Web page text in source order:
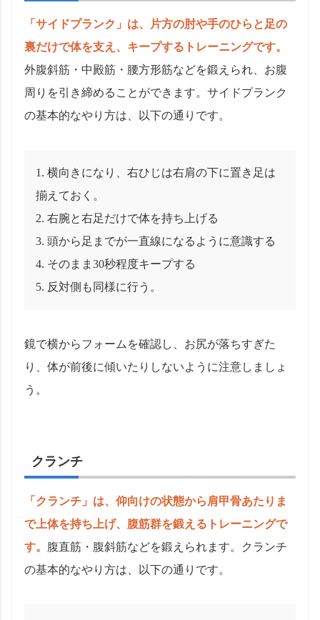
「サイドプランク」は、片方の肘や手のひらと足の
裏だけで体を支え、キープするトレーニングです。
外腹斜筋・中殿筋・腰方形筋などを鍛えられ、お腹
周りを引き締めることができます。サイドプランク
の基本的なやり方は、以下の通りです。
横向きになり、右ひじは右肩の下に置き足は
揃えておく。
右腕と右足だけで体を持ち上げる
頭から足までが一直線になるように意識する
そのまま30秒程度キープする
反対側も同様に行う。
鏡で横からフォームを確認し、お尻が落ちすぎた
り、体が前後に傾いたりしないように注意しましょ
う。
クランチ
「クランチ」は、仰向けの状態から肩甲骨あたりま
で上体を持ち上げ、腹筋群を鍛えるトレーニングで
す。 腹直筋・腹斜筋などを鍛えられます。クランチ
の基本的なやり方は、以下の通りです。